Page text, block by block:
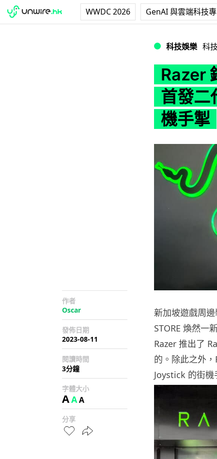
WWDC 2026 GenAI 與雲端科技
科技娛樂 科
Razer
首發二
機手掣
作者
Oscar
發佈日期
2023-08-11
閱讀時間
3分鐘
字體大小
AAA
分享
新加坡遊戲周
STORE 煥然一
Razer 推出了
的。除此之外
Joystick 的街機